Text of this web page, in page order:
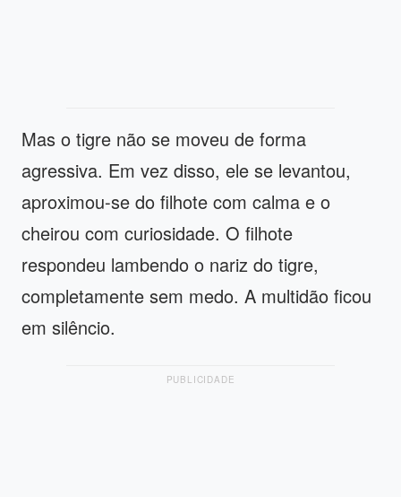
Mas o tigre não se moveu de forma
agressiva. Em vez disso, ele se levantou,
aproximou-se do filhote com calma e o
cheirou com curiosidade. O filhote
respondeu lambendo o nariz do tigre,
completamente sem medo. A multidão ficou
em silêncio.
PUBLICIDADE